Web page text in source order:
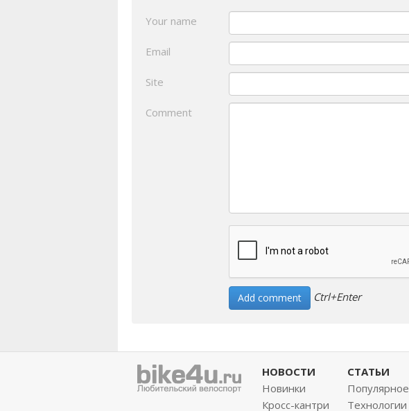
Your name
Email
Site
Comment
Ctrl+Enter
НОВОСТИ
Новинки
Кросс-кантри
СТАТЬИ
Популярное
Технологии